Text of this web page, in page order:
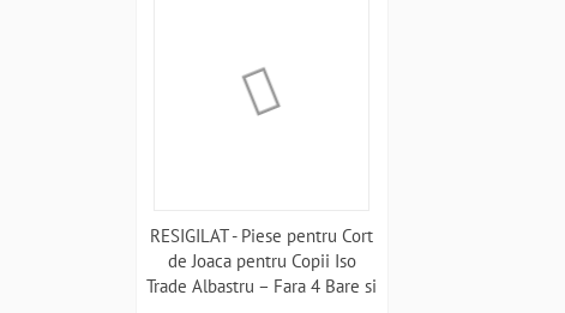
RESIGILAT - Piese pentru Cort
de Joaca pentru Copii Iso
Trade Albastru – Fara 4 Bare si